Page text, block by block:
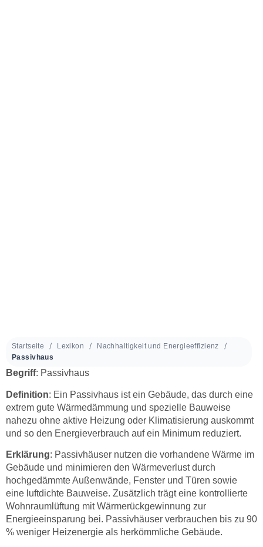
Startseite Lexikon
Nachhaltigkeit und Energieeffizienz
Passivhaus
Begriff: Passivhaus
Definition: Ein Passivhaus ist ein Gebäude, das durch eine
extrem gute Wärmedämmung und spezielle Bauweise
nahezu ohne aktive Heizung oder Klimatisierung auskommt
und so den Energieverbrauch auf ein Minimum reduziert.
Erklärung: Passivhäuser nutzen die vorhandene Wärme im
Gebäude und minimieren den Wärmeverlust durch
hochgedämmte Außenwände, Fenster und Türen sowie
eine luftdichte Bauweise. Zusätzlich trägt eine kontrollierte
Wohnraumlüftung mit Wärmerückgewinnung zur
Energieeinsparung bei. Passivhäuser verbrauchen bis zu 90
% weniger Heizenergie als herkömmliche Gebäude.